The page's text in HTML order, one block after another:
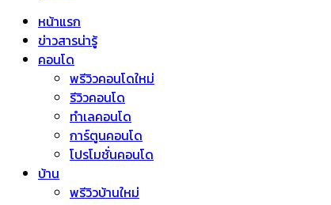
หน้าแรก
ข่าวสารน่ารู้
คอนโด
พรีวิวคอนโดใหม่
รีวิวคอนโด
ทำเลคอนโด
การ์ตูนคอนโด
โปรโมชั่นคอนโด
บ้าน
พรีวิวบ้านใหม่